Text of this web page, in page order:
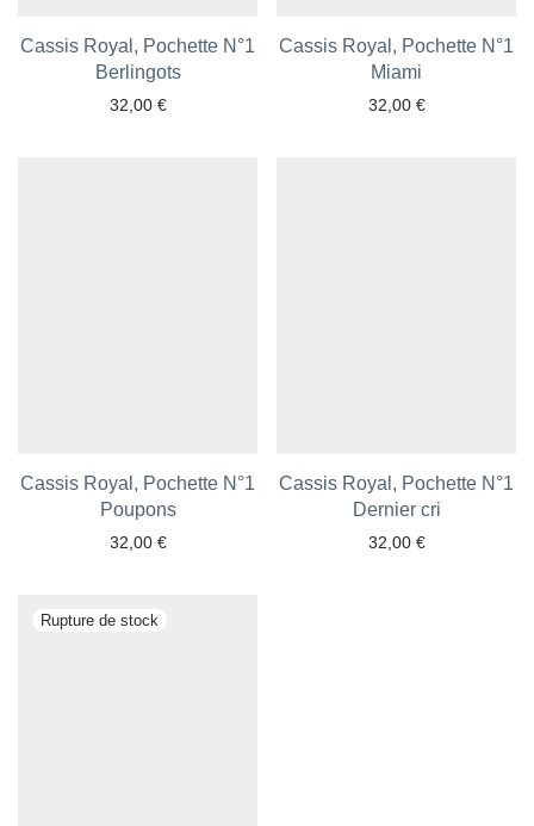
Cassis Royal, Pochette N°1
Berlingots
32,00 €
Cassis Royal, Pochette N°1
Miami
32,00 €
Cassis Royal, Pochette N°1
Poupons
32,00 €
Cassis Royal, Pochette N°1
Dernier cri
32,00 €